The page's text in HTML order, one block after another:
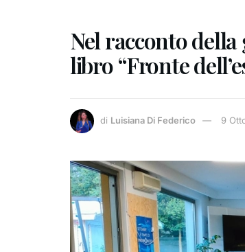
Nel racconto
libro “Fronte
di Luisiana Di Federico 9